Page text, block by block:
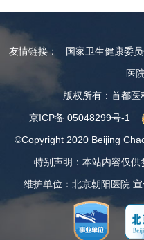
友情链接： 国家卫生健康委
医
版权所有：首都
京ICP备 05048299号-1
©Copyright 2020 Beijing
特别声明：本站内容仅供
维护单位：北京朝阳医院